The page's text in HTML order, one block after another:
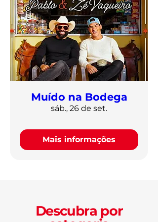
Muído na Bodega
sáb., 26 de set.
Mais informações
Descubra por